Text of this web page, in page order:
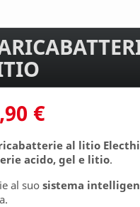
€
al litio
acido, gel e litio.
al suosistema